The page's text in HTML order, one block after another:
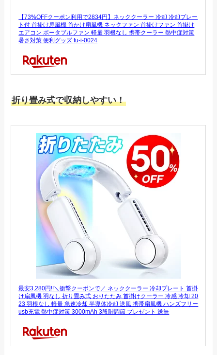
【73%OFFクーポン利用で2834円】ネッククーラー 冷却 冷却プレー
ト付 首掛け扇風機 首かけ扇風機 ネックファン 首掛けファン 首掛け
エアコン ポータブルファン 軽量 羽根なし 携帯クーラー 熱中症対策
暑さ対策 便利グッズ fu-i-0024
折り畳み式で収納しやすい！
最安3,280円!!＼衝撃クーポンで／ ネッククーラー 冷却プレート 首掛
け扇風機 羽なし 折り畳み式 おりたたみ 首掛けクーラー 冷感 冷却 20
23 羽根なし 軽量 急速冷却 半導体冷却 送風 携帯扇風機 ハンズフリー
usb充電 熱中症対策 3000mAh 3段階調節 プレゼント 送無